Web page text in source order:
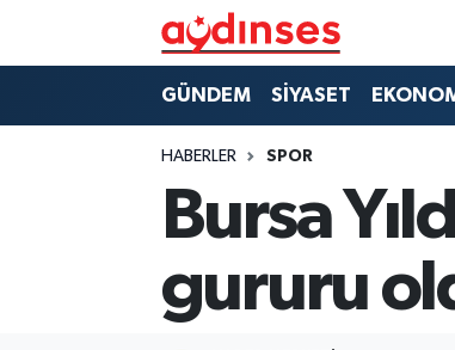
GÜNDEM SİYASET
HABERLER SPOR
Bursa
gururu
Nöbetçi Eczaneler
Hava Durumu
Aydin Namaz Vakitleri
Trafik Durumu